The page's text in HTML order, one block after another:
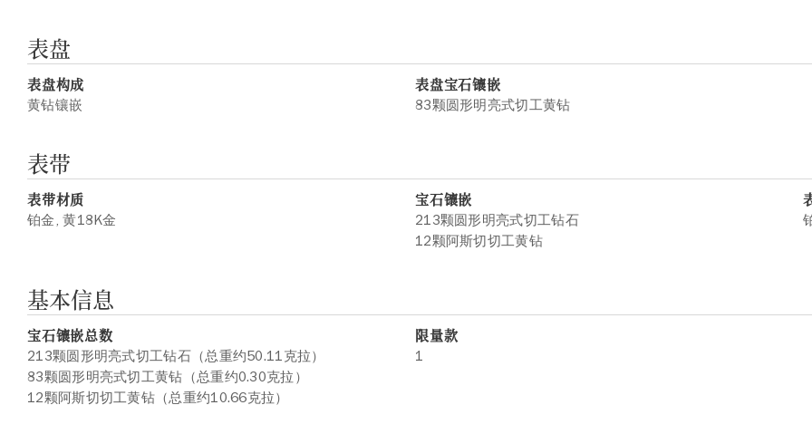
表盘
表盘构成
黄钻镶嵌
表盘宝石镶嵌
83颗圆形明亮式切工黄钻
表带
表带材质
铂金, 黄18K金
宝石镶嵌
213颗圆形明亮式切工钻石
12颗阿斯切切工黄钻
基本信息
宝石镶嵌总数
213颗圆形明亮式切工钻石（总重约50.11克拉）
83颗圆形明亮式切工黄钻（总重约0.30克拉）
12颗阿斯切切工黄钻（总重约10.66克拉）
限量款
1